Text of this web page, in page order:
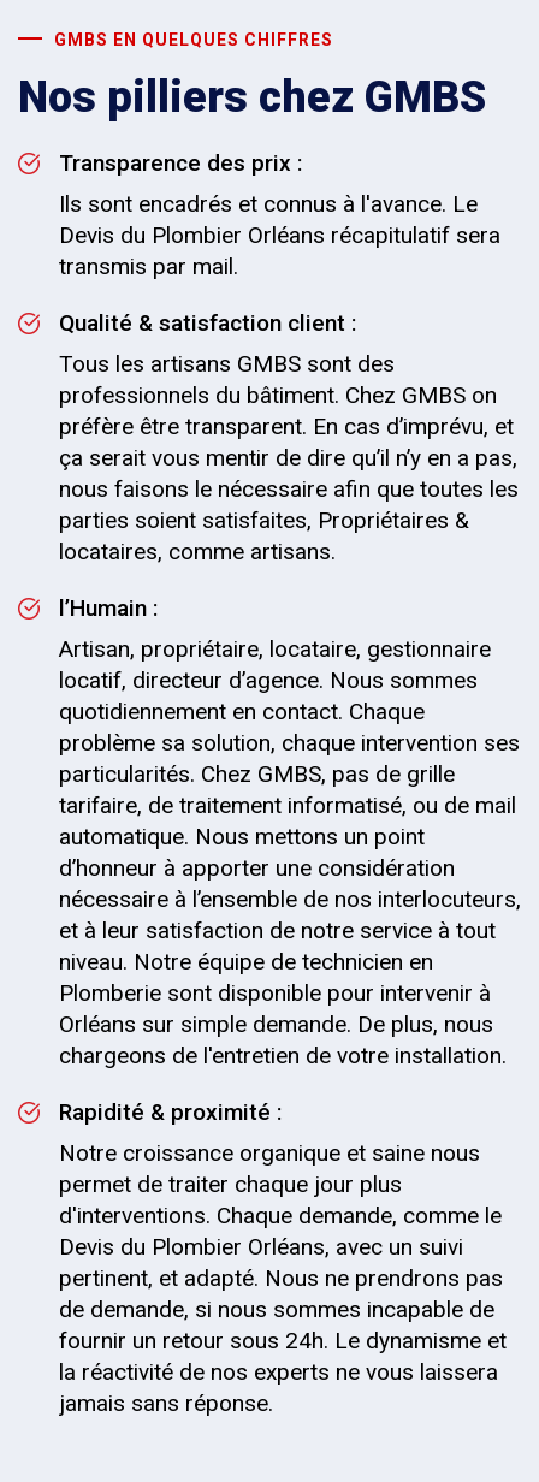
GMBS EN QUELQUES CHIFFRES
Nos pilliers chez GMBS
Transparence des prix :
Ils sont encadrés et connus à l'avance. Le
Devis du Plombier Orléans récapitulatif sera
transmis par mail.
Qualité & satisfaction client :
Tous les artisans GMBS sont des
professionnels du bâtiment. Chez GMBS on
préfère être transparent. En cas d’imprévu, et
ça serait vous mentir de dire qu’il n’y en a pas,
nous faisons le nécessaire afin que toutes les
parties soient satisfaites, Propriétaires &
locataires, comme artisans.
l’Humain :
Artisan, propriétaire, locataire, gestionnaire
locatif, directeur d’agence. Nous sommes
quotidiennement en contact. Chaque
problème sa solution, chaque intervention ses
particularités. Chez GMBS, pas de grille
tarifaire, de traitement informatisé, ou de mail
automatique. Nous mettons un point
d’honneur à apporter une considération
nécessaire à l’ensemble de nos interlocuteurs,
et à leur satisfaction de notre service à tout
niveau. Notre équipe de technicien en
Plomberie sont disponible pour intervenir à
Orléans sur simple demande. De plus, nous
chargeons de l'entretien de votre installation.
Rapidité & proximité :
Notre croissance organique et saine nous
permet de traiter chaque jour plus
d'interventions. Chaque demande, comme le
Devis du Plombier Orléans, avec un suivi
pertinent, et adapté. Nous ne prendrons pas
de demande, si nous sommes incapable de
fournir un retour sous 24h. Le dynamisme et
la réactivité de nos experts ne vous laissera
jamais sans réponse.